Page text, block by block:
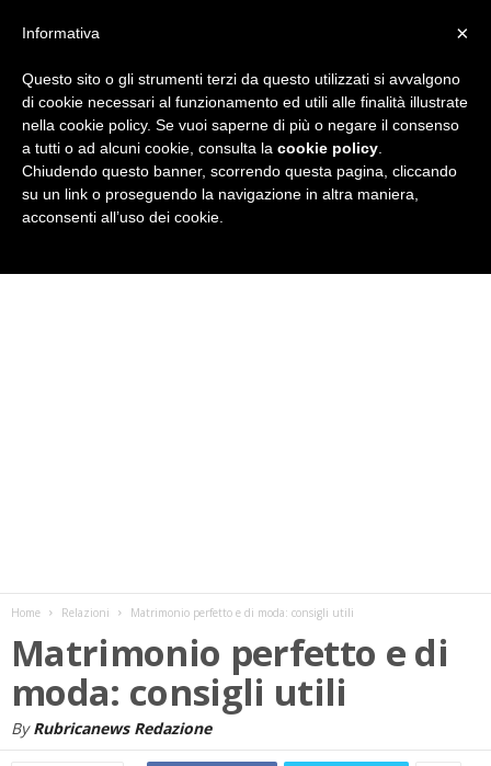
i
Home Relazioni Matrimonio perfetto e di moda: consigli utili
Matrimonio perfetto e di
moda: consigli utili
By Rubricanews Redazione
×
Informativa
Questo sito o gli strumenti terzi da questo utilizzati si avvalgono
di cookie necessari al funzionamento ed utili alle finalità illustrate
nella cookie policy. Se vuoi saperne di più o negare il consenso
a tutti o ad alcuni cookie, consulta la cookie policy
Chiudendo questo banner, scorrendo questa pagina, cliccando
su un link o proseguendo la navigazione in altra maniera,
acconsenti all’uso dei cookie.